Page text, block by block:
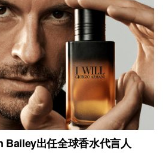
Bailey出任全球香水代言人